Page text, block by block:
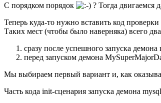
С порядком порядок
? Тогда двигаемся
Теперь куда-то нужно вставить код проверки
Таких мест (чтобы было наверняка) всего
сразу после успешного запуска демона
перед запуском демона
Мы выбираем первый вариант и, как
Часть кода init-сценария запуска демона